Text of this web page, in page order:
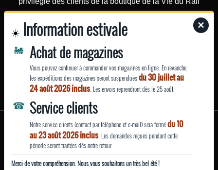
La News Rail Passion
Recevez chaque mercredi toutes les actus du magazine,
les dossiers spéciaux, les vidéos, le magazine dès sa
EN SAVOIR
Mentions légales
Qui sommes-nous ?
Conditions générales de vente et d’utilisation
Politique de confidentialité
Site fabriqué avec
par La Vie du Rail
×
☀️ Information estivale
🚂 Achat de magazines
Vous pouvez continuer à commander vos magazines en ligne. En revanche,
les expéditions des magazines seront suspenduesdu 30 juillet au
24 août 2026 inclus. Les envois reprendront dès le 25 août.
☎ Service clients
Notre service clients (contact par téléphone et e-mail) sera fermédu 10
au 23 août 2026 inclus. Les demandes reçues pendant cette
période seront traitées dès notre retour.
Merci de votre compréhension. Nous vous souhaitons un très bel été !